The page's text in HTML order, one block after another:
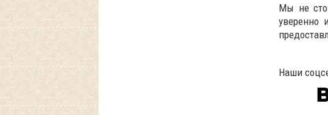
Мы не
уверенно
Наши